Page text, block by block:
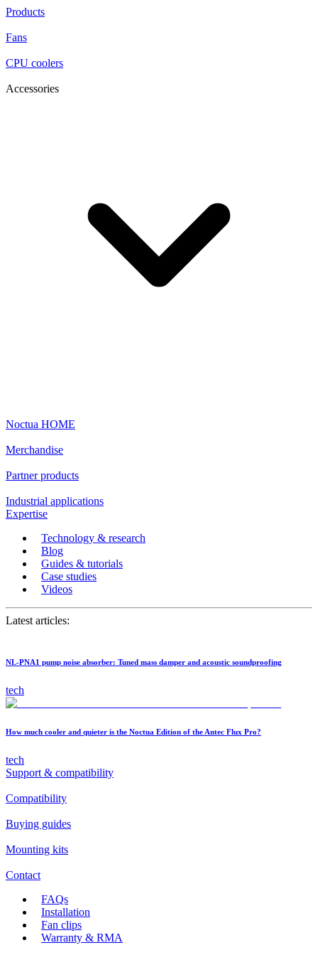
Products
Fans
CPU coolers
Accessories
Noctua HOME
Merchandise
Partner products
Industrial applications
Expertise
Technology & research
Blog
Guides & tutorials
Case studies
Videos
Latest articles:
NL-PNA1 pump noise absorber: Tuned mass damper and acoustic soundproofing
tech
How much cooler and quieter is the Noctua Edition of the Antec Flux Pro?
tech
Support & compatibility
Compatibility
Buying guides
Mounting kits
Contact
FAQs
Installation
Fan clips
Warranty & RMA